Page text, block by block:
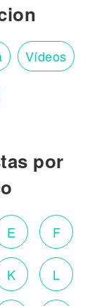
Vídeos
por
E F
K L